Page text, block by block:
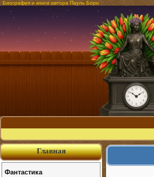
Биография и книги автора Пауль Борн
Главная
Фантастика